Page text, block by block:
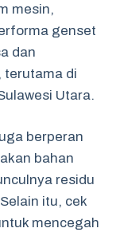
mesin,
genset
dan
terutama di
Utara.
berperan
bahan
residu
itu, cek
mencegah